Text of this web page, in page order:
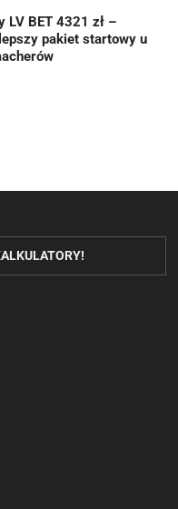
LV BET 4321 zł –
pakiet startowy u